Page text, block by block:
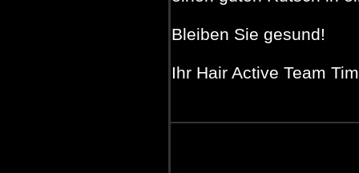
Bleiben Sie gesund!
Ihr Hair Active Team